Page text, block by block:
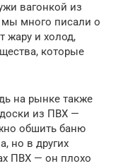
вагонкой из
мы много писали о
жару и холод,
которые
на рынке также
из ПВХ —
обшить баню
но в других
ПВХ — он плохо